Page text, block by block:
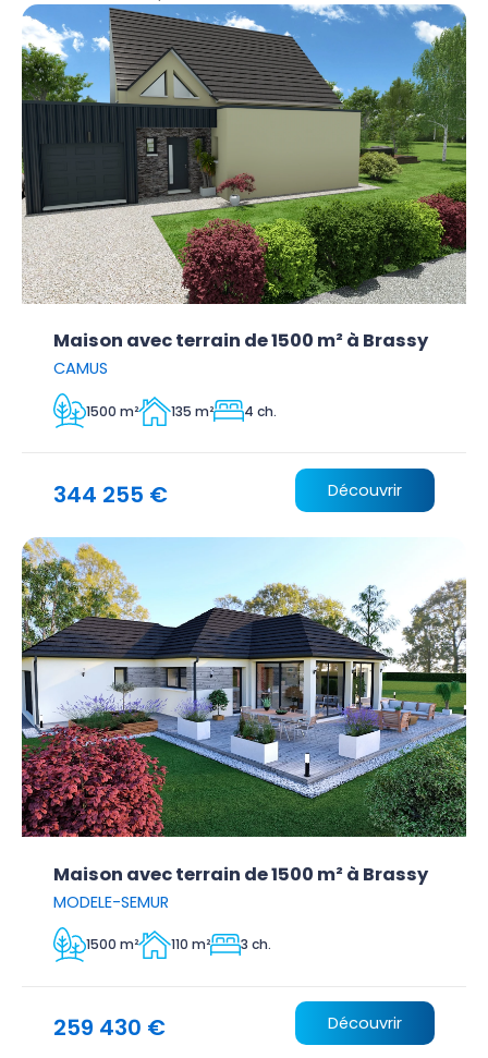
Maison avec terrain de 1500 m² à Brassy
CAMUS
1500 m² 135 m² 4 ch.
344 255 € Découvrir
Maison avec terrain de 1500 m² à Brassy
MODELE-SEMUR
1500 m² 110 m² 3 ch.
259 430 € Découvrir